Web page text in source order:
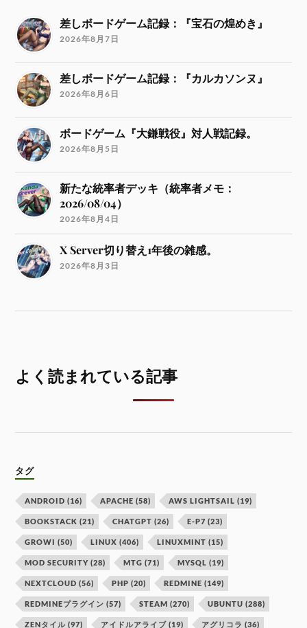
差しボードゲーム記録：『宝石の煌めき』
2026年8月7日
差しボードゲーム記録：『カルカソンヌ』
2026年8月6日
ボードゲーム『大鎌戦役』対人戦記録。
2026年8月5日
新たな統率者デッキ（統率者メモ：
2026/08/04）
2026年8月4日
X Server切り替え1年後の雑感。
2026年8月3日
よく読まれている記事
タグ
ANDROID (16) APACHE (58) AWS LIGHTSAIL (19)
BOOKSTACK (21) CHATGPT (26) E-P7 (23)
GROWI (50) LINUX (406) LINUXMINT (15)
MOD SECURITY (28) MTG (71) MYSQL (19)
NEXTCLOUD (56) PHP (20) REDMINE (149)
REDMINEプラグイン (57) STEAM (270) UBUNTU (288)
ZENタイル (97) アイドルアライブ (19) アグリコラ (36)